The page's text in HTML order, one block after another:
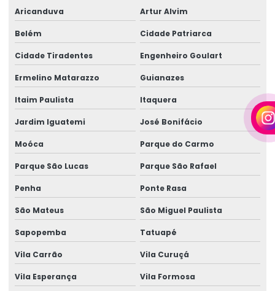
Empresa de gerador para eventos em camaçari
Empresa de geradores
Empresa de geradores em camaçari
Empresa de locação de geradores
Empresa de locação de geradores em camaçari
Fornecedor de gerador
Fornecedor de gerador em camaçari
Fornecedor de gerador de energia
Fornecedores de geradores a diesel em camaçari
Fornecedores de geradores elétricos
Aricanduva Artur Alvim
Belém Cidade Patriarca
Cidade Tiradentes Engenheiro Goulart
Ermelino Matarazzo Guianazes
Itaim Paulista Itaquera
Jardim Iguatemi José Bonifácio
Moóca Parque do Carmo
Parque São Lucas Parque São Rafael
Penha Ponte Rasa
São Mateus São Miguel Paulista
Sapopemba Tatuapé
Vila Carrão Vila Curuçá
Vila Esperança Vila Formosa